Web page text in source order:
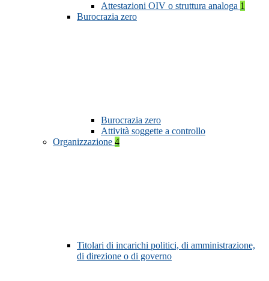
Attestazioni OIV o struttura analoga 1
Burocrazia zero
Burocrazia zero
Attività soggette a controllo
Organizzazione 4
Titolari di incarichi politici, di amministrazione,
di direzione o di governo